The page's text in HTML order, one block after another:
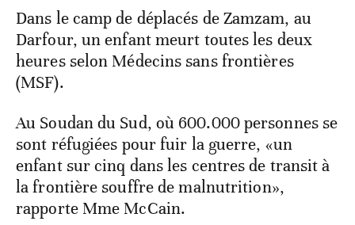
Dans le camp de déplacés de Zamzam, au
Darfour, un enfant meurt toutes les deux
heures selon Médecins sans frontières
(MSF).
Au Soudan du Sud, où 600.000 personnes se
sont réfugiées pour fuir la guerre, «un
enfant sur cinq dans les centres de transit à
la frontière souffre de malnutrition»,
rapporte Mme McCain.